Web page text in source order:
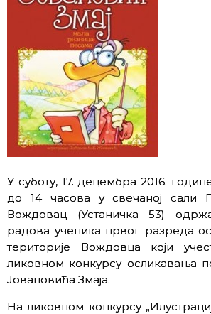
У суботу, 17. децембра 2016.
до 14 часова у свечаној сали
Вождовац (Устаничка 53)
радова ученика првог разреда
територије Вождовца који
ликовном конкурсу осликавања
Јовановића Змаја.
На ликовном конкурсу